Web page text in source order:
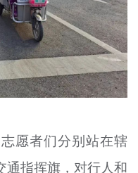
愿者们分别站在辖
通指挥旗，对行人和